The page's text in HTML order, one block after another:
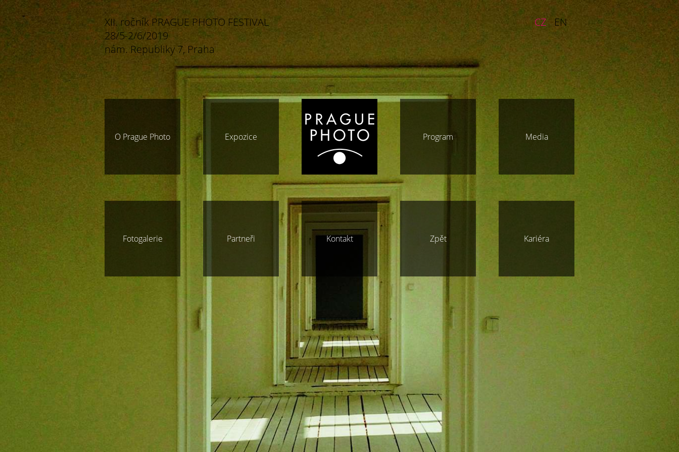
XII. ročník PRAGUE PHOTO FESTIVAL
28/5-2/6/2019
nám. Republiky 7, Praha
CZ EN
O Prague Photo Expozice Program Media
Fotogalerie Partneři Kontakt Zpět Kariéra